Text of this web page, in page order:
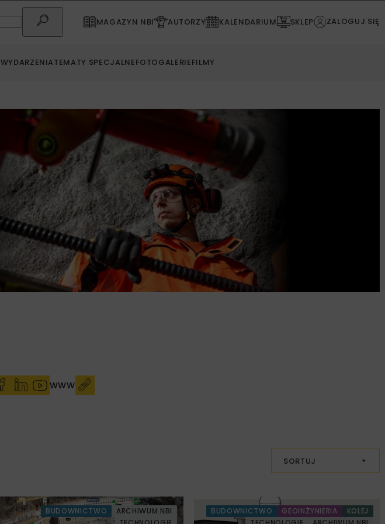
MAGAZYN NBI AUTORZY KALENDARIUM SKLEP ZALOGUJ SIĘ
WYDARZENIATEMATY SPECJALNEFOTOGALERIEFILMY
WWW
SORTUJ
BUDOWNICTWO
ARCHIWUM NBI
BUDOWNICTWO GEOINŻYNIERIA
KOLEJ